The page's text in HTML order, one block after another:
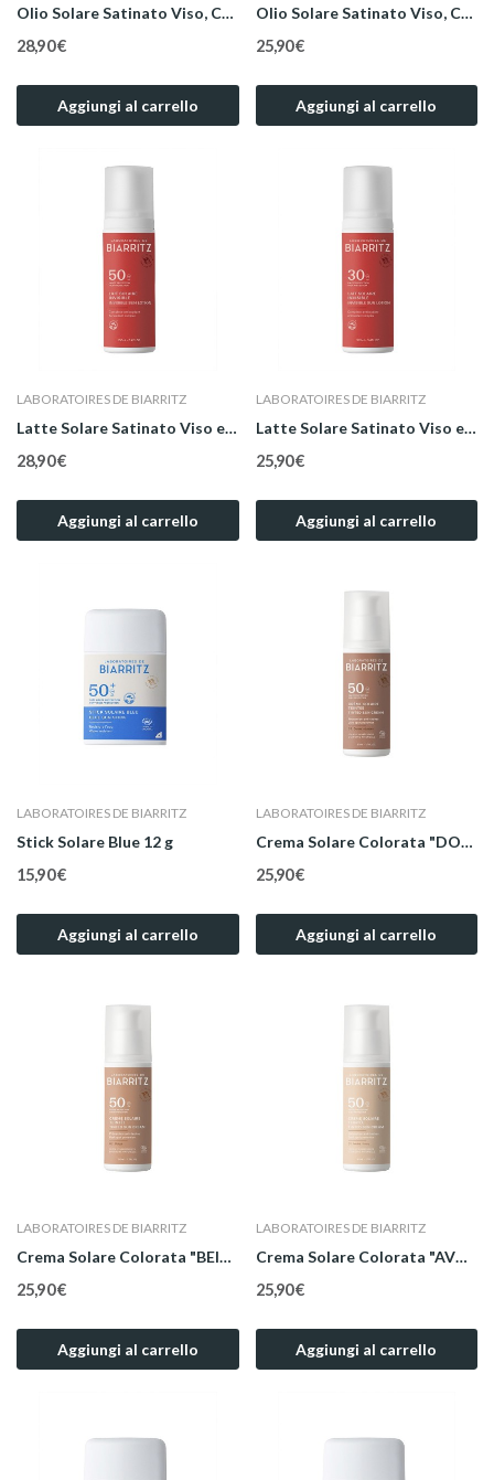
Olio Solare Satinato Viso, Corpo e Capelli SPF...
28,90 €
Aggiungi al carrello
Olio Solare Satinato Viso, Corpo e Capelli SPF...
25,90 €
Aggiungi al carrello
LABORATOIRES DE BIARRITZ
Latte Solare Satinato Viso e Corpo SPF 50 100 ml
28,90 €
Aggiungi al carrello
LABORATOIRES DE BIARRITZ
Latte Solare Satinato Viso e Corpo SPF 30 100 ml
25,90 €
Aggiungi al carrello
LABORATOIRES DE BIARRITZ
Stick Solare Blue 12 g
15,90 €
Aggiungi al carrello
LABORATOIRES DE BIARRITZ
Crema Solare Colorata "DORÉ" Bio Viso SPF 50 50 ml
25,90 €
Aggiungi al carrello
LABORATOIRES DE BIARRITZ
Crema Solare Colorata "BEIGE" Bio Viso SPF 50...
25,90 €
Aggiungi al carrello
LABORATOIRES DE BIARRITZ
Crema Solare Colorata "AVORIO" Bio Viso SPF 50...
25,90 €
Aggiungi al carrello